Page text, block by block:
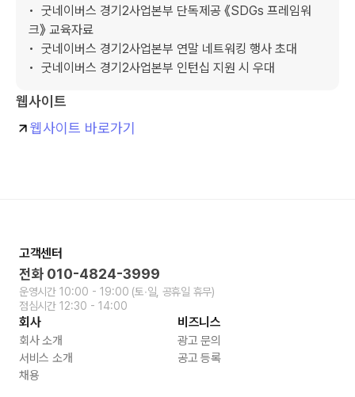
•  굿네이버스 경기2사업본부 단독제공 《SDGs 프레임워
크》 교육자료
•  굿네이버스 경기2사업본부 연말 네트워킹 행사 초대
•  굿네이버스 경기2사업본부 인턴십 지원 시 우대
웹사이트
웹사이트 바로가기
고객센터
전화 010-4824-3999
운영시간 10:00 - 19:00 (토∙일, 공휴일 휴무)
점심시간 12:30 - 14:00
회사
회사 소개
서비스 소개
채용
비즈니스
광고 문의
공고 등록